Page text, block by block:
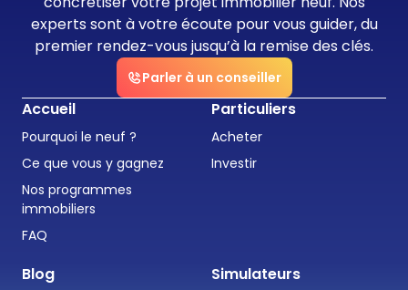
experts sont à votre écoute pour vous guider, du
premier rendez-vous jusqu’à la remise des clés.
Parler à un conseiller
Accueil
Pourquoi le neuf ?
Ce que vous y gagnez
Nos programmes
immobiliers
FAQ
Particuliers
Acheter
Investir
Blog Simulateurs